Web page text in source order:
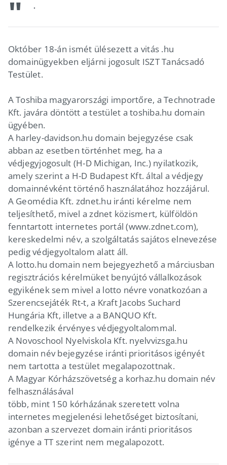
.
Október 18-án ismét ülésezett a vitás .hu
domainügyekben eljárni jogosult ISZT Tanácsadó
Testület.
A Toshiba magyarországi importőre, a Technotrade
Kft. javára döntött a testület a toshiba.hu domain
ügyében.
A harley-davidson.hu domain bejegyzése csak
abban az esetben történhet meg, ha a
védjegyjogosult (H-D Michigan, Inc.) nyilatkozik,
amely szerint a H-D Budapest Kft. által a védjegy
domainnévként történő használatához hozzájárul.
A Geomédia Kft. zdnet.hu iránti kérelme nem
teljesíthető, mivel a zdnet közismert, külföldön
fenntartott internetes portál (www.zdnet.com),
kereskedelmi név, a szolgáltatás sajátos elnevezése
pedig védjegyoltalom alatt áll.
A lotto.hu domain nem bejegyezhető a márciusban
regisztrációs kérelmüket benyújtó vállalkozások
egyikének sem mivel a lotto névre vonatkozóan a
Szerencsejáték Rt-t, a Kraft Jacobs Suchard
Hungária Kft, illetve a a BANQUO Kft.
rendelkezik érvényes védjegyoltalommal.
A Novoschool Nyelviskola Kft. nyelvvizsga.hu
domain név bejegyzése iránti prioritásos igényét
nem tartotta a testület megalapozottnak.
A Magyar Kórházszövetség a korhaz.hu domain név
felhasználásával
több, mint 150 kórházának szeretett volna
internetes megjelenési lehetőséget biztosítani,
azonban a szervezet domain iránti prioritásos
igénye a TT szerint nem megalapozott.